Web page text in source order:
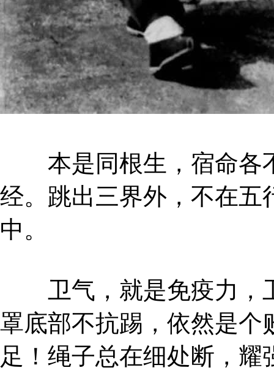
本是同根生，宿命各
经。跳出三界外，不在五
中。
卫气，就是免疫力，
罩底部不抗踢，依然是个
足！绳子总在细处断，